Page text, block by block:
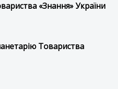
«Знання» України
Товариства